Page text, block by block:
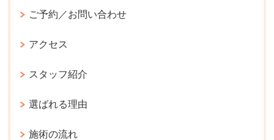
ご予約／お問い合わせ
アクセス
スタッフ紹介
選ばれる理由
施術の流れ